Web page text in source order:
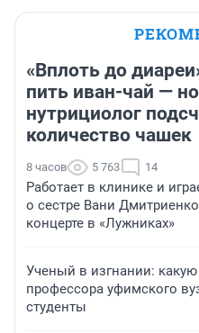
«Вплоть до
пить иван-чай —
нутрициолог
количество чашек
8 часов 5 763 14
Работает в клинике и
о сестре Вани
концерте в «Лужниках»
Ученый в изгнании:
профессора уфимского
студенты